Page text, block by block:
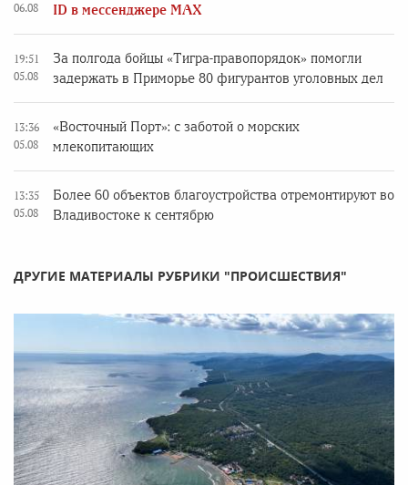
06.08
ID в мессенджере MAX
19:51
05.08
За полгода бойцы «Тигра-правопорядок» помогли
задержать в Приморье 80 фигурантов уголовных дел
13:36
05.08
«Восточный Порт»: с заботой о морских
млекопитающих
13:35
05.08
Более 60 объектов благоустройства отремонтируют во
Владивостоке к сентябрю
ДРУГИЕ МАТЕРИАЛЫ РУБРИКИ "ПРОИСШЕСТВИЯ"